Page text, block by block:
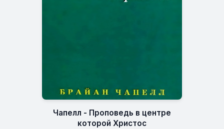
Чапелл - Проповедь в центре
которой Христос